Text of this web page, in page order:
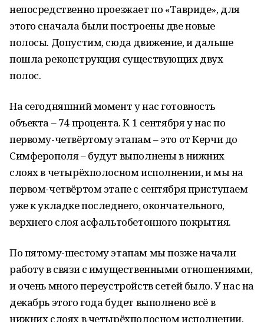
непосредственно проезжает по «Тавриде», для
этого сначала были построены две новые
полосы. Допустим, сюда движение, и дальше
пошла реконструкция существующих двух
полос.
На сегодняшний момент у нас готовность
объекта – 74 процента. К 1 сентября у нас по
первому-четвёртому этапам – это от Керчи до
Симферополя – будут выполнены в нижних
слоях в четырёхполосном исполнении, и мы на
первом-четвёртом этапе с сентября приступаем
уже к укладке последнего, окончательного,
верхнего слоя асфальтобетонного покрытия.
По пятому-шестому этапам мы позже начали
работу в связи с имущественными отношениями,
и очень много переустройств сетей было. У нас на
декабрь этого года будет выполнено всё в
нижних слоях в четырёхполосном исполнении.